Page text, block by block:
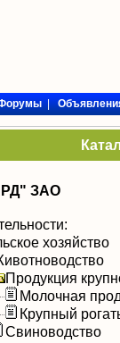
|
ЗАО
хозяйство
Продукция
Молочная
Крупный
Свиноводство